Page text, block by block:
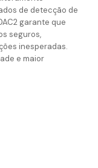
de detecção de
garante que
seguros,
inesperadas.
e maior